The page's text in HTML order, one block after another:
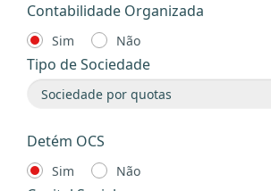
Contabilidade Organizada
Sim Não
Tipo de Sociedade
Detém OCS
Sim Não